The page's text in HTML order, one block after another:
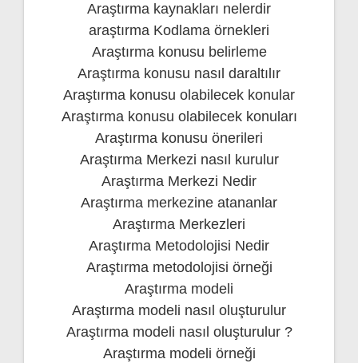
Araştırma kaynakları nelerdir
araştırma Kodlama örnekleri
Araştırma konusu belirleme
Araştırma konusu nasıl daraltılır
Araştırma konusu olabilecek konular
Araştırma konusu olabilecek konuları
Araştırma konusu önerileri
Araştırma Merkezi nasıl kurulur
Araştırma Merkezi Nedir
Araştırma merkezine atananlar
Araştırma Merkezleri
Araştırma Metodolojisi Nedir
Araştırma metodolojisi örneği
Araştırma modeli
Araştırma modeli nasıl oluşturulur
Araştırma modeli nasıl oluşturulur ?
Araştırma modeli örneği